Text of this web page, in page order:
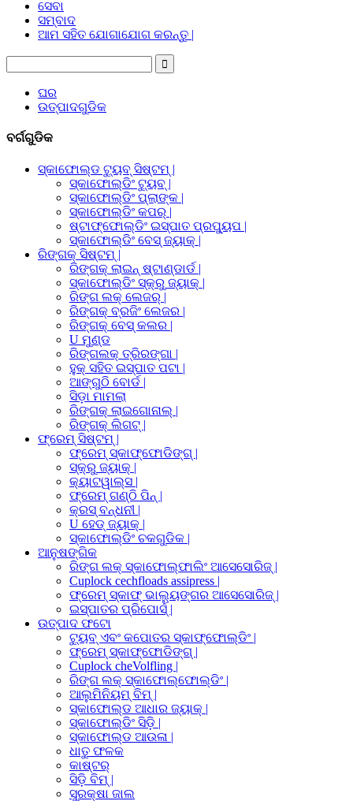
ସେବା
ସମ୍ବାଦ
ଆମ ସହିତ ଯୋଗାଯୋଗ କରନ୍ତୁ |
ଘର
ଉତ୍ପାଦଗୁଡିକ
ବର୍ଗଗୁଡିକ
ସ୍କାଫୋଲ୍ଡ ଟ୍ୟୁବ୍ ସିଷ୍ଟମ୍ |
ସ୍କାଫୋଲ୍ଡିଂ ଟ୍ୟୁବ୍ |
ସ୍କାଫୋଲ୍ଡିଂ ପ୍ଲାଙ୍କ |
ସ୍କାଫୋଲ୍ଡିଂ କପର୍ |
ଷ୍ଟାଫ୍ଫୋଲ୍ଡିଂ ଇସ୍ପାତ ପ୍ରପ୍ୟୁପ |
ସ୍କାଫୋଲ୍ଡିଂ ବେସ୍ ଜ୍ୟାକ୍ |
ରିଙ୍ଗକ୍ ସିଷ୍ଟମ୍ |
ରିଙ୍ଗକ୍ ଲାଇନ୍ ଷ୍ଟାଣ୍ଡାର୍ଡ |
ସ୍କାଫୋଲ୍ଡିଂ ସ୍କ୍ରୁ ଜ୍ୟାକ୍ |
ରିଙ୍ଗ ଲକ୍ ଲେଜର୍ |
ରିଙ୍ଗକ୍ ବ୍ରଜିଂ ଲେଜର |
ରିଙ୍ଗକ୍ ବେସ୍ କଲର |
U ମୁଣ୍ଡ
ରିଙ୍ଗଲକ୍ ତ୍ରିରଙ୍ଗା |
ହୁକ୍ ସହିତ ଇସ୍ପାତ ପଟା |
ଆଙ୍ଗୁଠି ବୋର୍ଡ |
ସିଡ଼ା ମାମଲା
ରିଙ୍ଗକ୍ ଲାଇଗୋନାଲ୍ |
ରିଙ୍ଗକ୍ ଲିଗଟ୍ |
ଫ୍ରେମ୍ ସିଷ୍ଟମ୍ |
ଫ୍ରେମ୍ ସ୍କାଫ୍ଫୋଡିଙ୍ଗ୍ |
ସ୍କ୍ରୁ ଜ୍ୟାକ୍ |
କ୍ୟାଟୱାଲ୍ସ |
ଫ୍ରେମ୍ ଗଣ୍ଠି ପିନ୍ |
କ୍ରସ୍ ବନ୍ଧନୀ |
U ହେଡ୍ ଜ୍ୟାକ୍ |
ସ୍କାଫୋଲ୍ଡିଂ ଚକଗୁଡିକ |
ଆନୁଷଙ୍ଗିକ
ରିଙ୍ଗ ଲକ୍ ସ୍କାଫୋଲ୍ଫାଲିଂ ଆସେସୋରିଜ୍ |
Cuplock cechfloads assipress |
ଫ୍ରେମ୍ ସ୍କାଫ୍ ଭାଲ୍ୟୁଙ୍ଗର ଆସେସୋରିଜ୍ |
ଇସ୍ପାତର ପ୍ରିପୋର୍ସ୍ |
ଉତ୍ପାଦ ଫଟୋ
ଟ୍ୟୁବ୍ ଏବଂ କପୋତର ସ୍କାଫ୍ଫୋଲ୍ଡିଂ |
ଫ୍ରେମ୍ ସ୍କାଫ୍ଫୋଡିଙ୍ଗ୍ |
Cuplock cheVolfling |
ରିଙ୍ଗ ଲକ୍ ସ୍କାଫୋଲ୍ଫୋଲ୍ଡିଂ |
ଆଲୁମିନିୟମ୍ ବିମ୍ |
ସ୍କାଫୋଲ୍ଡ ଆଧାର ଜ୍ୟାକ୍ |
ସ୍କାଫୋଲ୍ଡିଂ ସିଡ଼ି |
ସ୍କାଫୋଲ୍ଡ ଆଉଳା |
ଧାତୁ ଫଳକ
କାଷ୍ଟର୍
ସିଡ଼ି ବିମ୍ |
ସୁରକ୍ଷା ଜାଲ